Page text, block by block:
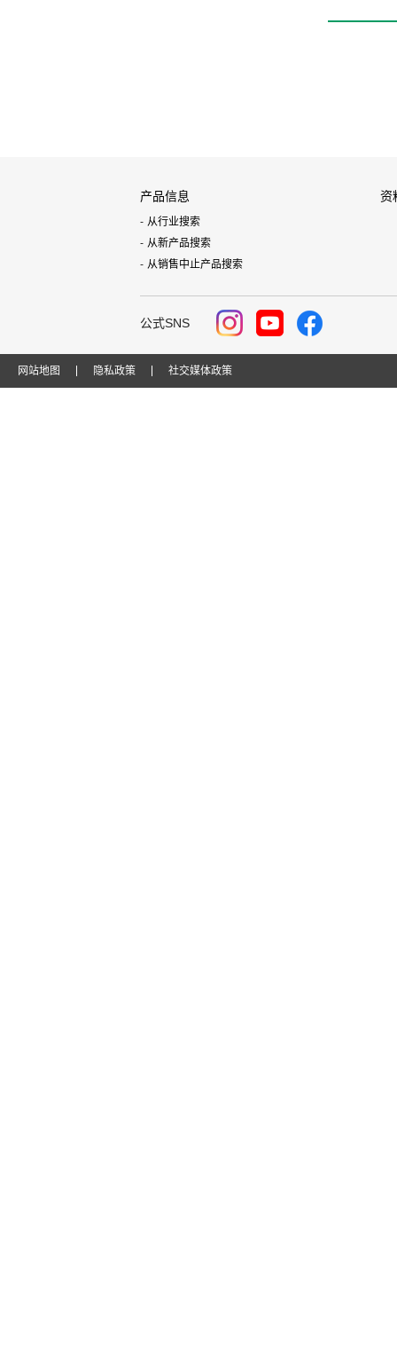
产品信息
从行业搜索
从新产品搜索
从销售中止产品搜索
资
公式SNS
网站地图 隐私政策 社交媒体政策